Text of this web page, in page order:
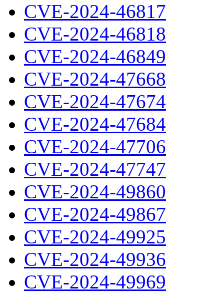
CVE-2024-46817
CVE-2024-46818
CVE-2024-46849
CVE-2024-47668
CVE-2024-47674
CVE-2024-47684
CVE-2024-47706
CVE-2024-47747
CVE-2024-49860
CVE-2024-49867
CVE-2024-49925
CVE-2024-49936
CVE-2024-49969